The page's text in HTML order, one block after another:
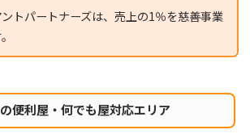
トパートナーズは、売上の1％を慈善事業
便利屋・何でも屋対応エリア